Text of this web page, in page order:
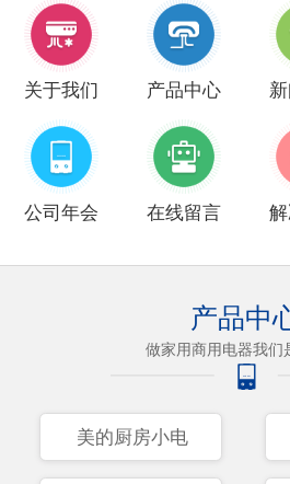
关于我们 产品中心
公司年会 在线留言
产品中
做家用商用电器我们
美的厨房小电